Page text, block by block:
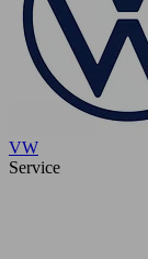
VW
Service